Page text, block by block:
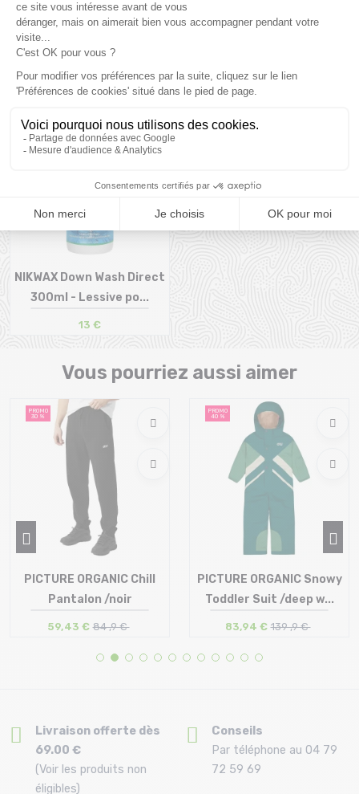
comprises.
Produits complémentaires
Taille en stock
NIKWAX Down Wash Direct
300ml - Lessive po...
13 €
Vous pourriez aussi aimer
PROMO
30 %
Taille en stock
PICTURE ORGANIC Chill
Pantalon /noir
59,43 € 84 ,9 €
PROMO
40 %
Taille en stock
PICTURE ORGANIC Snowy
Toddler Suit /deep w...
83,94 € 139 ,9 €
Livraison offerte dès
69.00 €
(Voir les produits non
éligibles)
Conseils
Par téléphone au 04 79
72 59 69